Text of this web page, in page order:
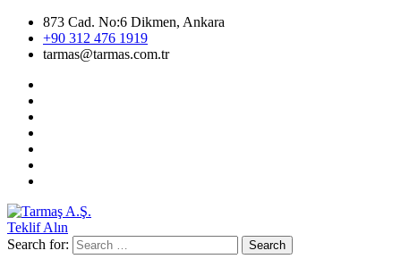
873 Cad. No:6 Dikmen, Ankara
+90 312 476 1919
tarmas@tarmas.com.tr
Teklif Alın
Search for:
Search